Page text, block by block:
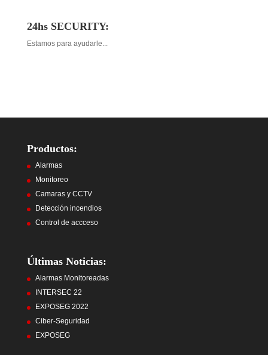
24hs SECURITY:
Estamos para ayudarle...
Productos:
Alarmas
Monitoreo
Camaras y CCTV
Detección incendios
Control de accceso
Últimas Noticias:
Alarmas Monitoreadas
INTERSEC 22
EXPOSEG 2022
Ciber-Seguridad
EXPOSEG